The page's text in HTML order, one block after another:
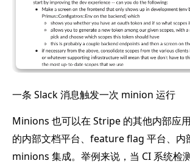
一条 Slack 消息触发一次 minion 运行
Minions 也可以在 Stripe 的其他内部应
的内部文档平台、feature flag 平台、内
minions 集成。举例来说，当 CI 系统检